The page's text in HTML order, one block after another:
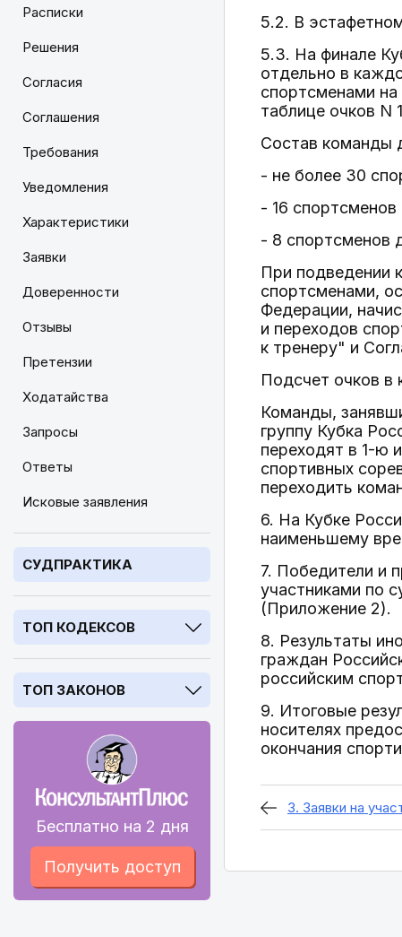
Расписки
Решения
Согласия
Соглашения
Требования
Уведомления
Характеристики
Заявки
Доверенности
Отзывы
Претензии
Ходатайства
Запросы
Ответы
Исковые заявления
СУДПРАКТИКА
ТОП КОДЕКСОВ
ТОП ЗАКОНОВ
Бесплатно на 2 дня
Получить доступ
5.2. В
5.3. На финале
отдельно в
спортсменами на
таблице очков N
Состав команды
- не более 30
- 16
- 8 спортсменов
При подведении
спортсменами,
Федерации,
и переходов
к тренеру" и
Подсчет очков в
Команды,
группу Кубка
переходят в 1-ю
спортивных
переходить
6. На Кубке
наименьшему
7. Победители и
участниками по
(Приложение 2).
8. Результаты
граждан
российским
9. Итоговые
носителях
окончания
3. Заявки на